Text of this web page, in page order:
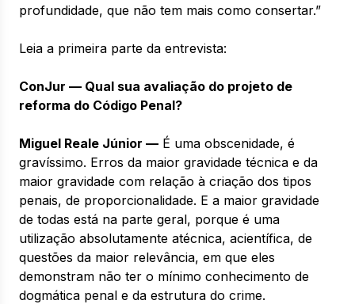
profundidade, que não tem mais como consertar.”
Leia a primeira parte da entrevista:
ConJur — Qual sua avaliação do projeto de
reforma do Código Penal?
Miguel Reale Júnior — É uma obscenidade, é
gravíssimo. Erros da maior gravidade técnica e da
maior gravidade com relação à criação dos tipos
penais, de proporcionalidade. E a maior gravidade
de todas está na parte geral, porque é uma
utilização absolutamente atécnica, acientífica, de
questões da maior relevância, em que eles
demonstram não ter o mínimo conhecimento de
dogmática penal e da estrutura do crime.